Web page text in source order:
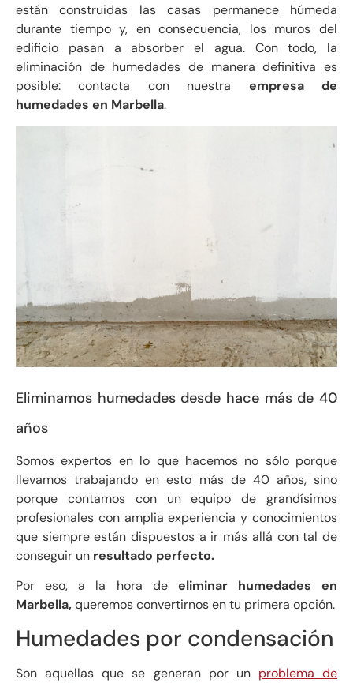
están construidas las casas permanece húmeda
durante tiempo y, en consecuencia, los muros del
edificio pasan a absorber el agua. Con todo, la
eliminación de humedades de manera definitiva es
posible: contacta con nuestra empresa de
humedades en Marbella.
Eliminamos humedades desde hace más de 40
años
Somos expertos en lo que hacemos no sólo porque
llevamos trabajando en esto más de 40 años, sino
porque contamos con un equipo de grandísimos
profesionales con amplia experiencia y conocimientos
que siempre están dispuestos a ir más allá con tal de
conseguir un resultado perfecto.
Por eso, a la hora de eliminar humedades en
Marbella,queremos convertirnos en tu primera opción.
Humedades por condensación
Son aquellas que se generan por un problema de